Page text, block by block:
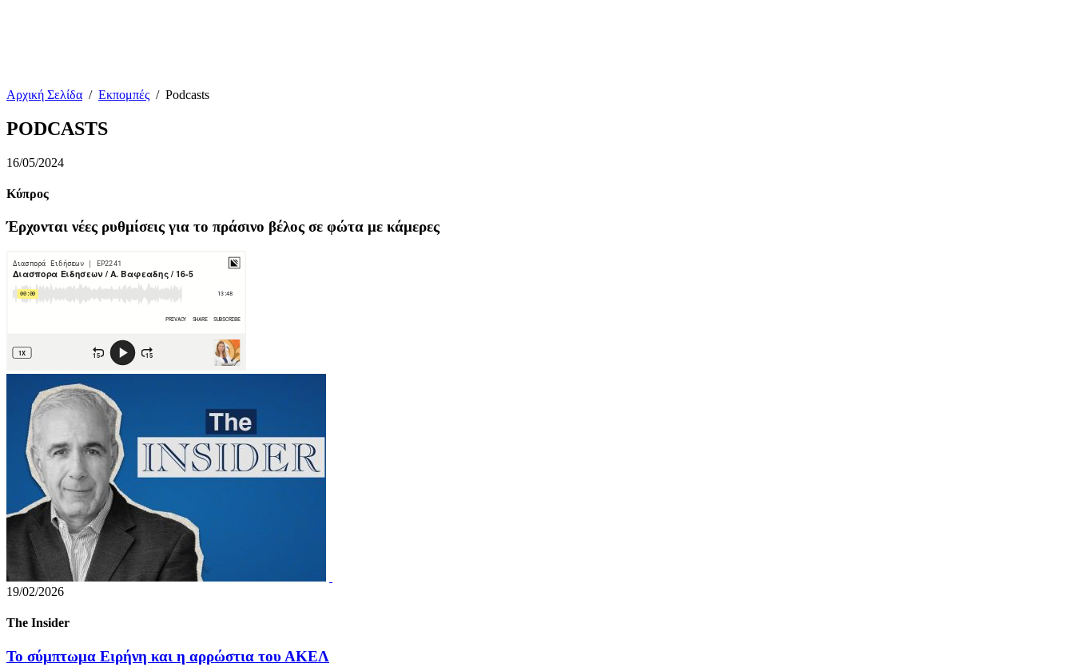
Αρχική Σελίδα / Εκπομπές / Podcasts
PODCASTS
16/05/2024
Κύπρος
Έρχονται νέες ρυθμίσεις για το πράσινο βέλος σε φώτα με κάμερες
19/02/2026
The Insider
Το σύμπτωμα Ειρήνη και η αρρώστια του ΑΚΕΛ